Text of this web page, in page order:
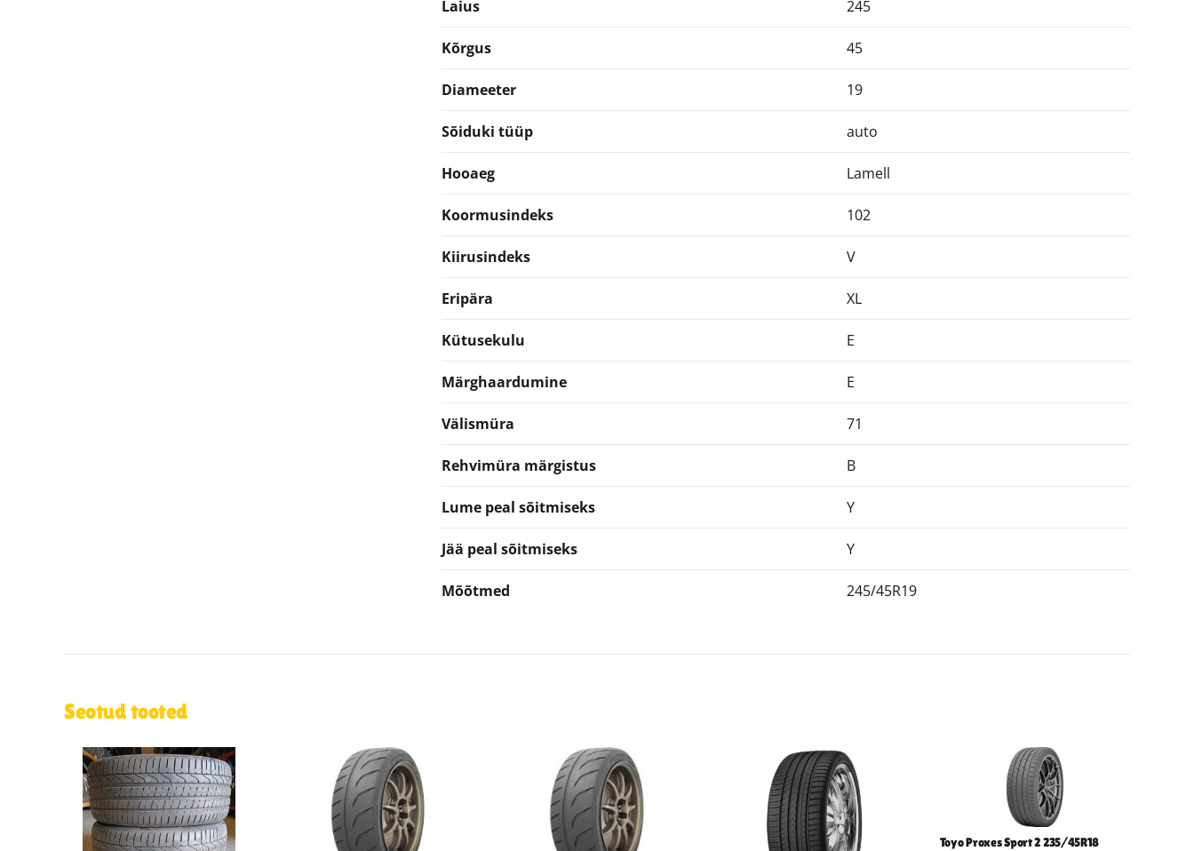
Laius 245
Kõrgus 45
Diameeter 19
Sõiduki tüüp auto
Hooaeg Lamell
Koormusindeks 102
Kiirusindeks V
Eripära XL
Kütusekulu E
Märghaardumine E
Välismüra 71
Rehvimüra märgistus B
Lume peal sõitmiseks Y
Jää peal sõitmiseks Y
Mõõtmed 245/45R19
Seotud tooted
Toyo Proxes Sport 2 235/45R18